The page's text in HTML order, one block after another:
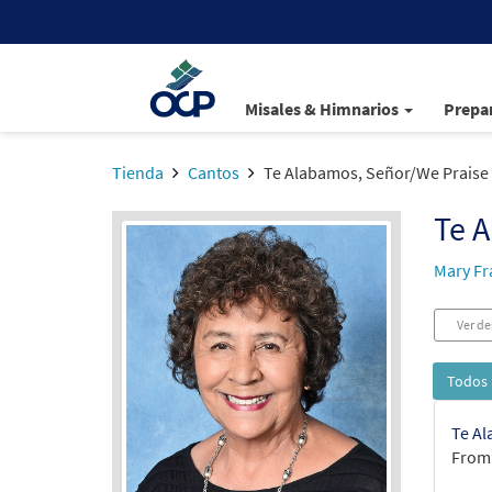
Misales & Himnarios
Tienda Cantos Te Alabamos, Señor/We Praise
Te
Mary
Ver
Te